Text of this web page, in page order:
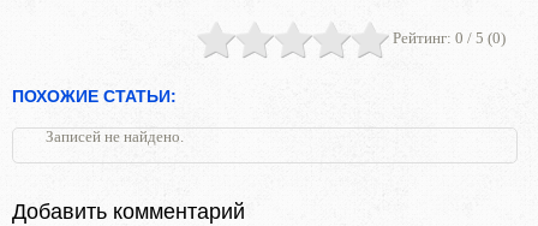
Рейтинг: 0 / 5 (0)
ПОХОЖИЕ СТАТЬИ:
Записей не найдено.
Добавить комментарий